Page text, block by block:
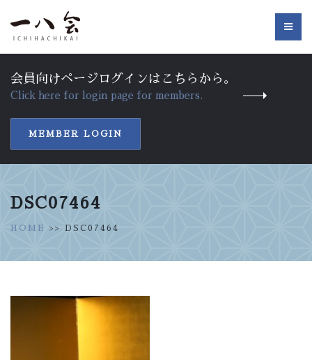
会員向けページログインはこちらから。
Click here for login page for members.
MEMBER LOGIN
DSC07464
HOME >> DSC07464